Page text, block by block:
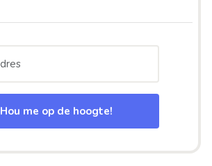
Hou me op de hoogte!